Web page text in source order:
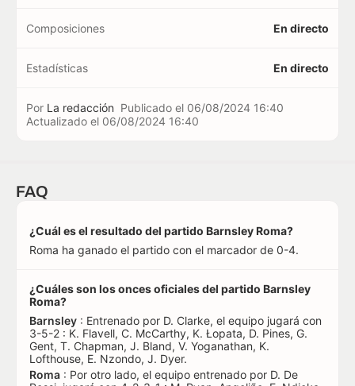
Composiciones En directo
Estadísticas En directo
Por La redacción Publicado el 06/08/2024 16:40
Actualizado el 06/08/2024 16:40
FAQ
¿Cuál es el resultado del partido Barnsley Roma?
Roma ha ganado el partido con el marcador de 0-4.
¿Cuáles son los onces oficiales del partido Barnsley
Roma?
Barnsley : Entrenado por D. Clarke, el equipo jugará con
3-5-2 : K. Flavell, C. McCarthy, K. Łopata, D. Pines, G.
Gent, T. Chapman, J. Bland, V. Yoganathan, K.
Lofthouse, E. Nzondo, J. Dyer.
Roma : Por otro lado, el equipo entrenado por D. De